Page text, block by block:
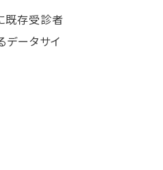
既存受診者
データサイ